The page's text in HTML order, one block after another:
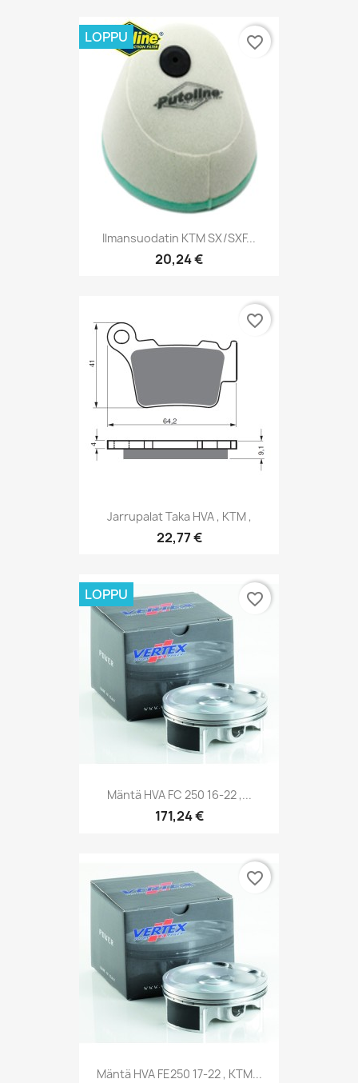
Ilmansuodatin KTM SX/SXF...
20,24 €
LOPPU favorite_border
Jarrupalat Taka HVA , KTM ,
22,77 €
favorite_border
Mäntä HVA FC 250 16-22 ,...
171,24 €
LOPPU favorite_border
Mäntä HVA FE250 17-22 , KTM...
favorite_border